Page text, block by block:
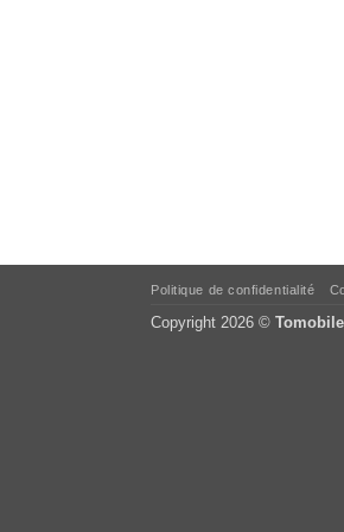
Politique de confidentialité
Copyright 2026 ©